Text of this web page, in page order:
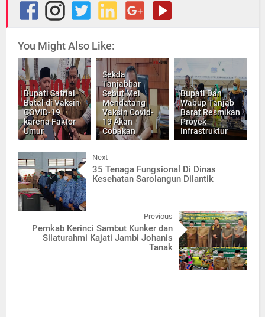
You Might Also Like:
Bupati Safrial
Batal di Vaksin
COVID-19
karena Faktor
Umur
Sekda
Tanjabbar
Sebut Mei
Mendatang
Vaksin Covid-
19 Akan
Cobakan
Bupati Dan
Wabup Tanjab
Barat Resmikan
Proyek
Infrastruktur
Next
35 Tenaga Fungsional Di Dinas
Kesehatan Sarolangun Dilantik
Previous
Pemkab Kerinci Sambut Kunker dan
Silaturahmi Kajati Jambi Johanis
Tanak